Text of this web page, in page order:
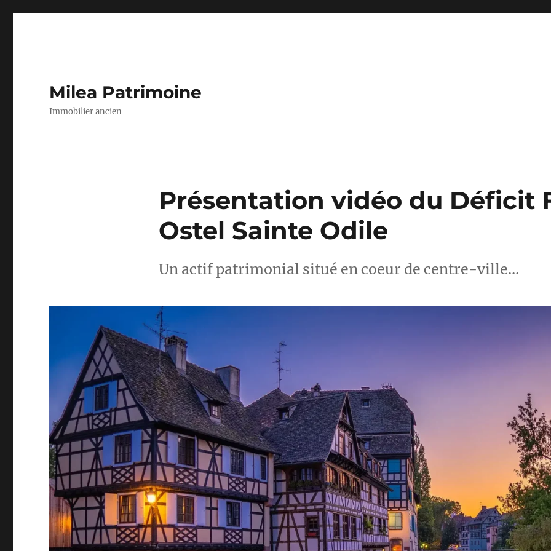
Milea Patrimoine
Immobilier ancien
Présentation vidéo du Déficit
Ostel Sainte Odile
Un actif patrimonial situé en coeur de centre-ville…